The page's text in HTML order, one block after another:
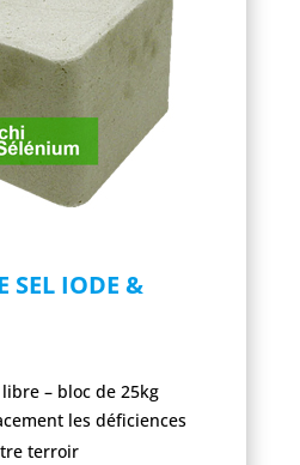
SEL IODE &
– bloc de 25kg
les déficiences
terroir